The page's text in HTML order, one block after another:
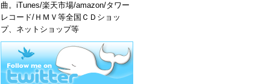
曲。iTunes/楽天市場/amazon/タワー
レコード/ＨＭＶ等全国ＣＤショッ
プ、ネットショップ等